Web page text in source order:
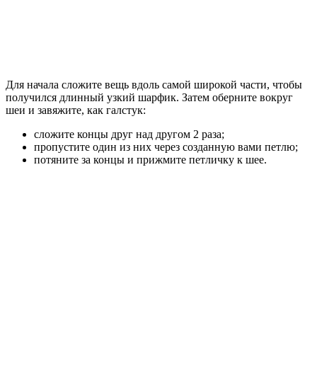
Для начала сложите вещь вдоль самой широкой части, чтобы
получился длинный узкий шарфик. Затем оберните вокруг
шеи и завяжите, как галстук:
сложите концы друг над другом 2 раза;
пропустите один из них через созданную вами петлю;
потяните за концы и прижмите петличку к шее.